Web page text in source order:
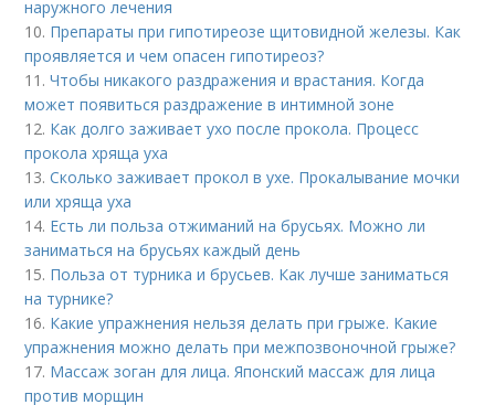
наружного лечения
10. Препараты при гипотиреозе щитовидной железы. Как
проявляется и чем опасен гипотиреоз?
11.Чтобы никакого раздражения и врастания. Когда
может появиться раздражение в интимной зоне
12. Как долго заживает ухо после прокола. Процесс
прокола хряща уха
13.Сколько заживает прокол в ухе. Прокалывание мочки
или хряща уха
14. Есть ли польза отжиманий на брусьях. Можно ли
заниматься на брусьях каждый день
15. Польза от турника и брусьев. Как лучше заниматься
на турнике?
16. Какие упражнения нельзя делать при грыже. Какие
упражнения можно делать при межпозвоночной грыже?
17. Массаж зоган для лица. Японский массаж для лица
против морщин